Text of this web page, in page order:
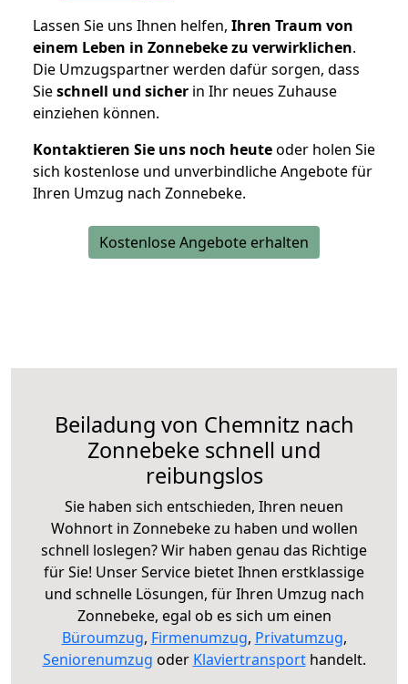
Lassen Sie uns Ihnen helfen, Ihren Traum von
einem Leben in Zonnebeke zu verwirklichen.
Die Umzugspartner werden dafür sorgen, dass
Sieschnell und sicher in Ihr neues Zuhause
einziehen können.
Kontaktieren Sie uns noch heuteoder holen Sie
sich kostenlose und unverbindliche Angebote für
Ihren Umzug nach Zonnebeke.
Kostenlose Angebote erhalten
Beiladung von Chemnitz nach
Zonnebeke schnell und
reibungslos
Sie haben sich entschieden, Ihren neuen
Wohnort in Zonnebeke zu haben und wollen
schnell loslegen? Wir haben genau das Richtige
für Sie! Unser Service bietet Ihnen erstklassige
und schnelle Lösungen, für Ihren Umzug nach
Zonnebeke, egal ob es sich um einen
Büroumzug, Firmenumzug, Privatumzug,
Seniorenumzug oder Klaviertransporthandelt.